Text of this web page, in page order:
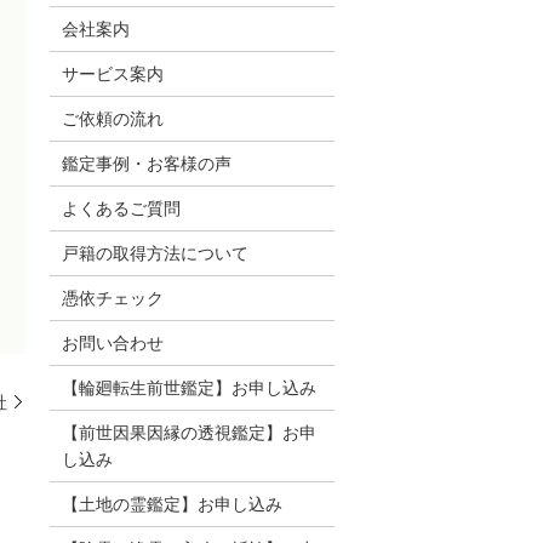
会社案内
サービス案内
ご依頼の流れ
鑑定事例・お客様の声
よくあるご質問
戸籍の取得方法について
憑依チェック
お問い合わせ
【輪廻転生前世鑑定】お申し込み
【前世因果因縁の透視鑑定】お申
し込み
【土地の霊鑑定】お申し込み